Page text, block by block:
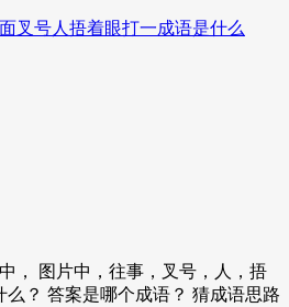
叉号人捂着眼打一成语是什么
， 图片中，往事，叉号，人，捂
么？ 答案是哪个成语？ 猜成语思路